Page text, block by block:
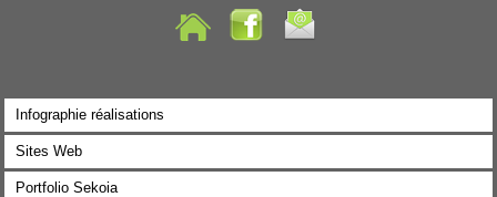
Infographie réalisations
Sites Web
Portfolio Sekoia